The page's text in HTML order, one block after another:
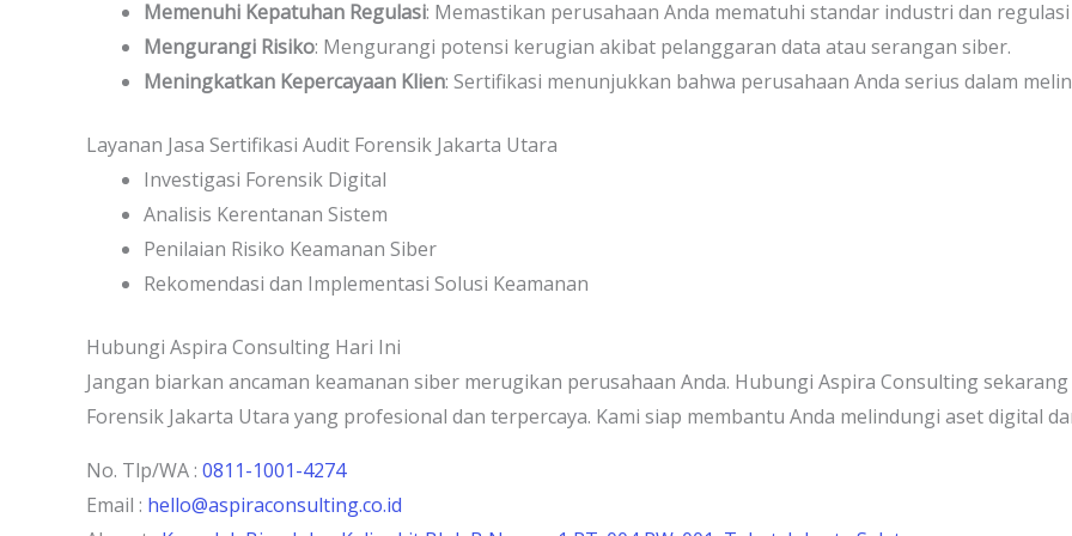
Memenuhi Kepatuhan Regulasi: Memastikan perusahaan Anda mematuhi standar industri dan
Mengurangi Risiko: Mengurangi potensi kerugian akibat pelanggaran data atau serangan siber.
Meningkatkan Kepercayaan Klien: Sertifikasi menunjukkan bahwa perusahaan Anda serius dalam
Layanan Jasa Sertifikasi Audit Forensik Jakarta Utara
Investigasi Forensik Digital
Analisis Kerentanan Sistem
Penilaian Risiko Keamanan Siber
Rekomendasi dan Implementasi Solusi Keamanan
Hubungi Aspira Consulting Hari Ini
Jangan biarkan ancaman keamanan siber merugikan perusahaan Anda. Hubungi Aspira Consulting
Forensik Jakarta Utara yang profesional dan terpercaya. Kami siap membantu Anda melindungi aset digital
No. Tlp/WA : 0811-1001-4274
Email : hello@aspiraconsulting.co.id